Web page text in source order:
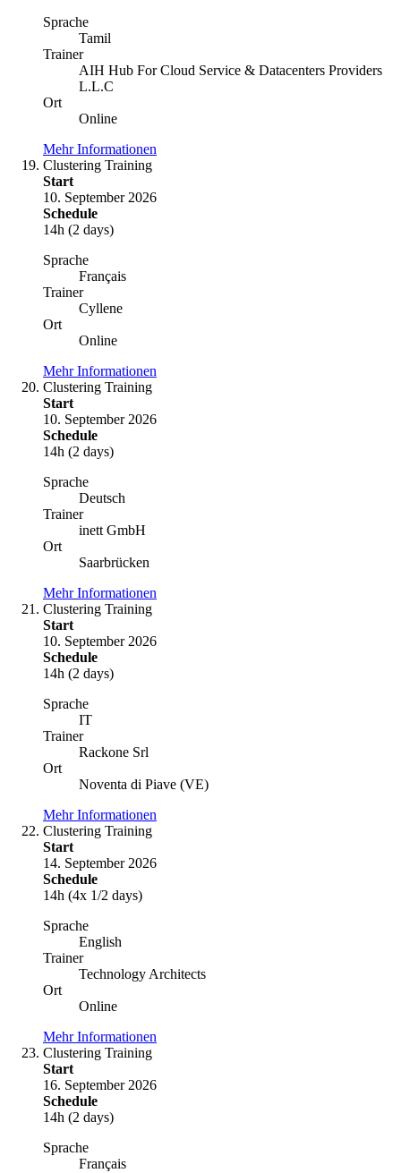
Sprache
Tamil
Trainer
AIH Hub For Cloud Service & Datacenters Providers
L.L.C
Ort
Online
Mehr Informationen
Clustering Training
Start
10. September 2026
Schedule
14h (2 days)
Sprache
Français
Trainer
Cyllene
Ort
Online
Mehr Informationen
Clustering Training
Start
10. September 2026
Schedule
14h (2 days)
Sprache
Deutsch
Trainer
inett GmbH
Ort
Saarbrücken
Mehr Informationen
Clustering Training
Start
10. September 2026
Schedule
14h (2 days)
Sprache
IT
Trainer
Rackone Srl
Ort
Noventa di Piave (VE)
Mehr Informationen
Clustering Training
Start
14. September 2026
Schedule
14h (4x 1/2 days)
Sprache
English
Trainer
Technology Architects
Ort
Online
Mehr Informationen
Clustering Training
Start
16. September 2026
Schedule
14h (2 days)
Sprache
Français